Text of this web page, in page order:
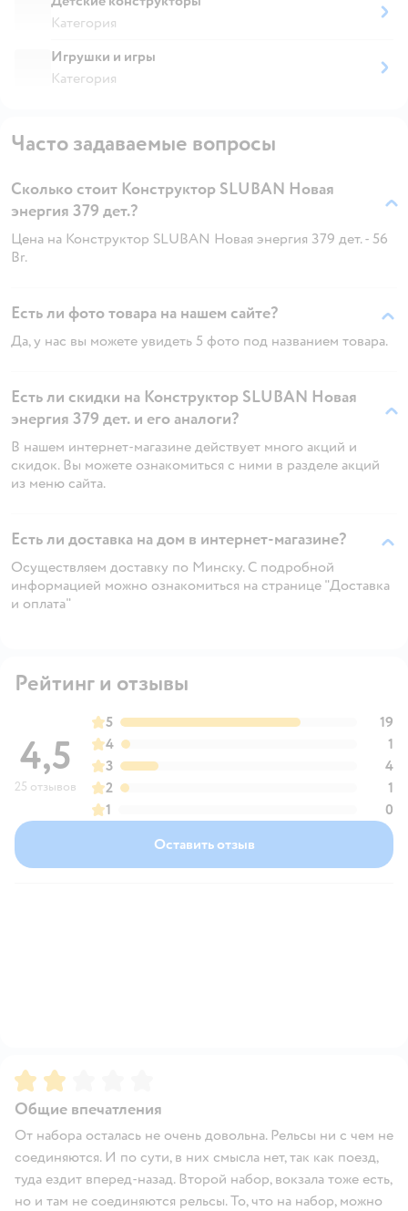
Категория
Игрушки и игры
Категория
Часто задаваемые вопросы
Сколько стоит Конструктор SLUBAN Новая
энергия 379 дет.?
Цена на Конструктор SLUBAN Новая энергия 379 дет. - 56
Br.
Есть ли фото товара на нашем сайте?
Да, у нас вы можете увидеть 5 фото под названием товара.
Есть ли скидки на Конструктор SLUBAN Новая
энергия 379 дет. и его аналоги?
В нашем интернет-магазине действует много акций и
скидок. Вы можете ознакомиться с ними в разделе акций
из меню сайта.
Есть ли доставка на дом в интернет-магазине?
Осуществляем доставку по Минску. С подробной
информацией можно ознакомиться на странице "Доставка
и оплата"
Рейтинг и отзывы
4,5
25 отзывов
5
19
4
1
3
4
2
1
1
0
Оставить отзыв
Рейтинг:
Общие впечатления
От набора осталась не очень довольна. Рельсы ни с чем не
соединяются. И по сути, в них смысла нет, так как поезд,
туда ездит вперед-назад. Второй набор, вокзала тоже есть,
но и там не соединяются рельсы. То, что на набор, можно